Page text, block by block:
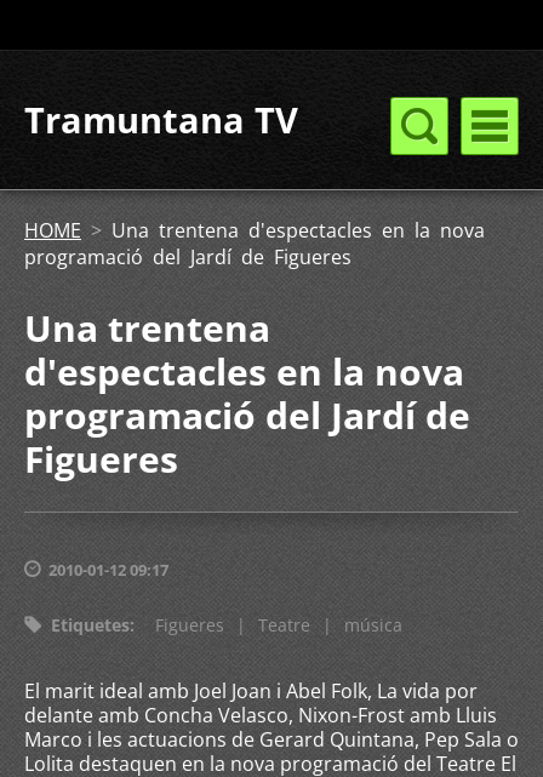
Tramuntana TV
HOME > Una trentena d'espectacles en la nova
programació del Jardí de Figueres
Una trentena
d'espectacles en la nova
programació del Jardí de
Figueres
2010-01-12 09:17
Etiquetes: Figueres | Teatre | música
El marit ideal amb Joel Joan i Abel Folk, La vida por
delante amb Concha Velasco, Nixon-Frost amb Lluis
Marco i les actuacions de Gerard Quintana, Pep Sala o
Lolita destaquen en la nova programació del Teatre El